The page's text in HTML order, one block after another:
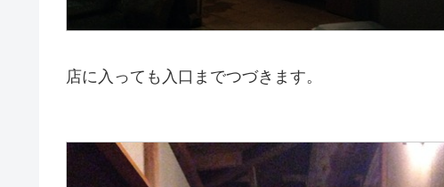
店に入っても入口までつづきます。